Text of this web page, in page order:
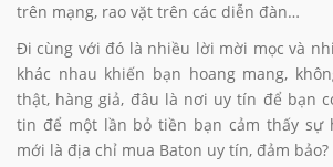
trên mạng, rao vặt trên các diễn đàn…
Đi cùng với đó là nhiều lời mời mọc và
khác nhau khiến bạn hoang mang,
thật, hàng giả, đâu là nơi uy tín để bạn
tin để một lần bỏ tiền bạn cảm thấy sự
mới là địa chỉ mua Baton uy tín, đảm bảo?